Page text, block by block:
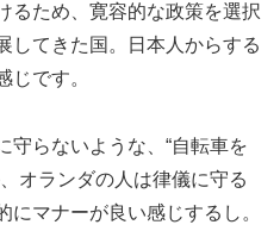
るため、寛容的な政策を選択
してきた国。日本人からする
じです。
守らないような、“自転車を
オランダの人は律儀に守る
にマナーが良い感じするし。